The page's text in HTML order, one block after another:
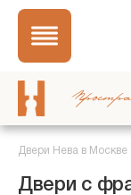
Двери Нева в Москве
Двери с